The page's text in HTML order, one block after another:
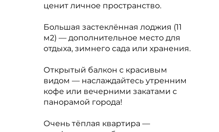
ценит личное пространство.
Большая застеклённая лоджия (11
м2) — дополнительное место для
отдыха, зимнего сада или хранения.
Открытый балкон с красивым
видом — наслаждайтесь утренним
кофе или вечерними закатами с
панорамой города!
Очень тёплая квартира —